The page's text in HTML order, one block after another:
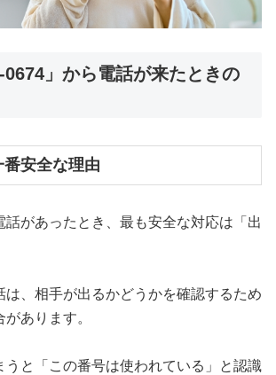
0674」から電話が来たときの
安全な理由
話があったとき、最も安全な対応は「出
は、相手が出るかどうかを確認するため
あります。
うと「この番号は使われている」と認識